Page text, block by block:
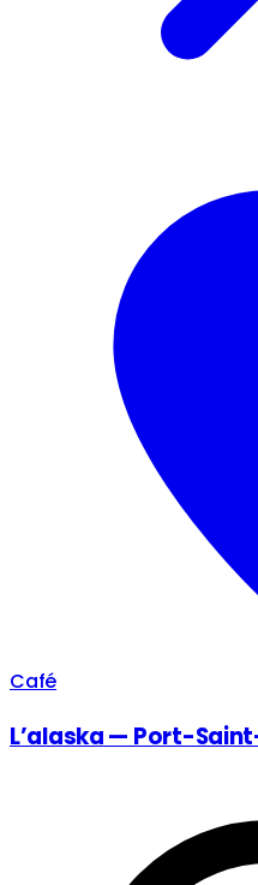
Café
L’alaska — Port-